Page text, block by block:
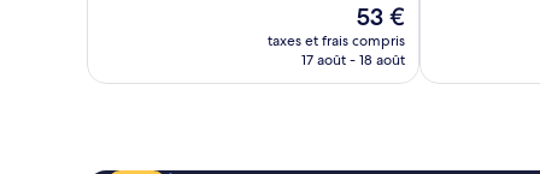
Le
nouveau
prix
53 €
taxes et frais compris
17 août - 18 août